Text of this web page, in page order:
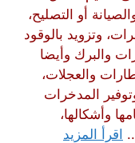
أو التصليح،
وتزويد بالوقود
والبرك وأيضا
والعجلات،
المدخرات
وأشكالها،
اقرأ المزيد